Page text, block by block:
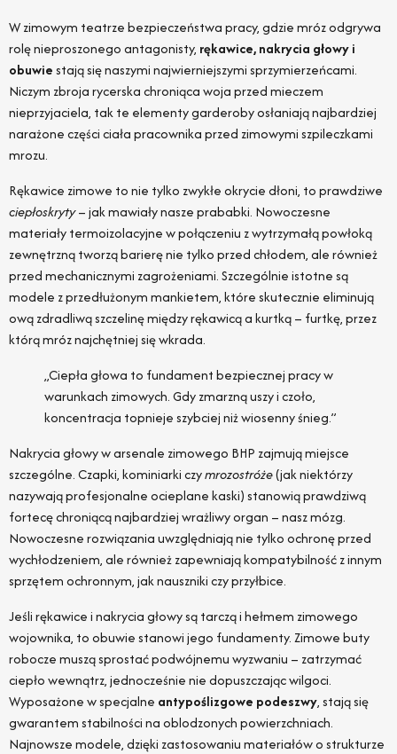
W zimowym teatrze bezpieczeństwa pracy, gdzie mróz odgrywa
rolę nieproszonego antagonisty, rękawice, nakrycia głowy i
obuwiestają się naszymi najwierniejszymi sprzymierzeńcami.
Niczym zbroja rycerska chroniąca woja przed mieczem
nieprzyjaciela, tak te elementy garderoby osłaniają najbardziej
narażone części ciała pracownika przed zimowymi szpileczkami
mrozu.
Rękawice zimowe to nie tylko zwykłe okrycie dłoni, to prawdziwe
ciepłoskryty– jak mawiały nasze prababki. Nowoczesne
materiały termoizolacyjne w połączeniu z wytrzymałą powłoką
zewnętrzną tworzą barierę nie tylko przed chłodem, ale również
przed mechanicznymi zagrożeniami. Szczególnie istotne są
modele z przedłużonym mankietem, które skutecznie eliminują
ową zdradliwą szczelinę między rękawicą a kurtką – furtkę, przez
którą mróz najchętniej się wkrada.
„Ciepła głowa to fundament bezpiecznej pracy w
warunkach zimowych. Gdy zmarzną uszy i czoło,
koncentracja topnieje szybciej niż wiosenny śnieg.”
Nakrycia głowy w arsenale zimowego BHP zajmują miejsce
szczególne. Czapki, kominiarki czymrozostróże(jak niektórzy
nazywają profesjonalne ocieplane kaski) stanowią prawdziwą
fortecę chroniącą najbardziej wrażliwy organ – nasz mózg.
Nowoczesne rozwiązania uwzględniają nie tylko ochronę przed
wychłodzeniem, ale również zapewniają kompatybilność z innym
sprzętem ochronnym, jak nauszniki czy przyłbice.
Jeśli rękawice i nakrycia głowy są tarczą i hełmem zimowego
wojownika, to obuwie stanowi jego fundamenty. Zimowe buty
robocze muszą sprostać podwójnemu wyzwaniu – zatrzymać
ciepło wewnątrz, jednocześnie nie dopuszczając wilgoci.
Wyposażone w specjalne antypoślizgowe podeszwy, stają się
gwarantem stabilności na oblodzonych powierzchniach.
Najnowsze modele, dzięki zastosowaniu materiałów o strukturze